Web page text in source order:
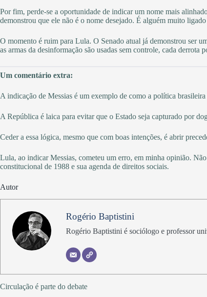
Por fim, perde-se a oportunidade de indicar um nome mais
demonstrou que ele não é o nome desejado. É alguém muito
O momento é ruim para Lula. O Senado atual já demonstrou ser
as armas da desinformação são usadas sem controle, cada derrota
Um comentário extra:
A indicação de Messias é um exemplo de como a política
A República é laica para evitar que o Estado seja capturado por
Ceder a essa lógica, mesmo que com boas intenções, é abrir
Lula, ao indicar Messias, cometeu um erro, em minha opinião.
constitucional de 1988 e sua agenda de direitos sociais.
Autor
Rogério Baptistini
Rogério Baptistini é sociólogo e professor
Circulação é parte do debate